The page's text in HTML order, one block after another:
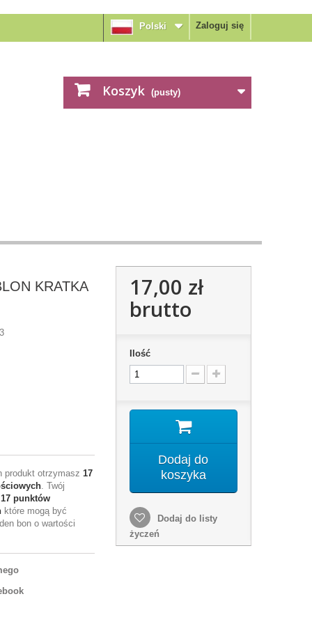
Zaloguj się
Polski
Koszyk (pusty)
KRATKA
produkt otrzymasz 17
. Twój
17 punktów
które mogą być
bon o wartości
17,00 zł
brutto
Ilość
Dodaj do
koszyka
Dodaj do listy
życzeń